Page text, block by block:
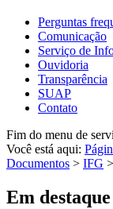
Perguntas
Comunicação
Serviço de
Ouvidoria
Transparência
SUAP
Contato
Fim do menu de
Você está aqui:
Documentos > IFG >
Em destaque